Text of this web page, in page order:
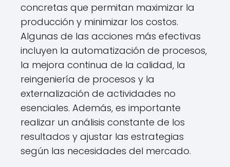
concretas que permitan maximizar la
producción y minimizar los costos.
Algunas de las acciones más efectivas
incluyen la automatización de procesos,
la mejora continua de la calidad, la
reingeniería de procesos y la
externalización de actividades no
esenciales. Además, es importante
realizar un análisis constante de los
resultados y ajustar las estrategias
según las necesidades del mercado.